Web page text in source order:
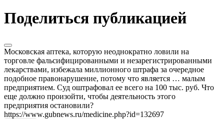
Поделиться публикацией
Московская аптека, которую неоднократно ловили на
торговле фальсифицированными и незарегистрированными
лекарствами, избежала миллионного штрафа за очередное
подобное правонарушение, потому что является … малым
предприятием. Суд оштрафовал ее всего на 100 тыс. руб. Что
еще должно произойти, чтобы деятельность этого
предприятия остановили?
https://www.gubnews.ru/medicine.php?id=132697